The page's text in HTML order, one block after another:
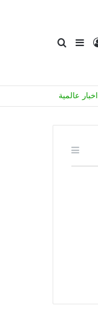
عن
إضافة
عمود
تسجيل
الدخول
اخبار عالمية